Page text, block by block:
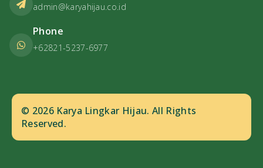
admin@karyahijau.co.id
Phone
+62821-5237-6977
© 2026 Karya Lingkar Hijau. All Rights
Reserved.